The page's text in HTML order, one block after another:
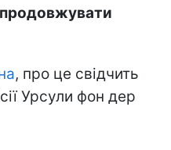
, про це свідчить
Урсули фон дер